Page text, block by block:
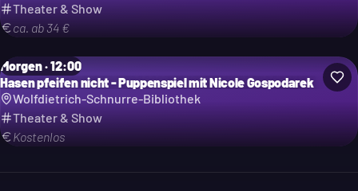
Theater & Show
ca. ab 34 €
Morgen · 12:00
Hasen pfeifen nicht - Puppenspiel mit Nicole Gospodarek
Wolfdietrich-Schnurre-Bibliothek
Theater & Show
Kostenlos